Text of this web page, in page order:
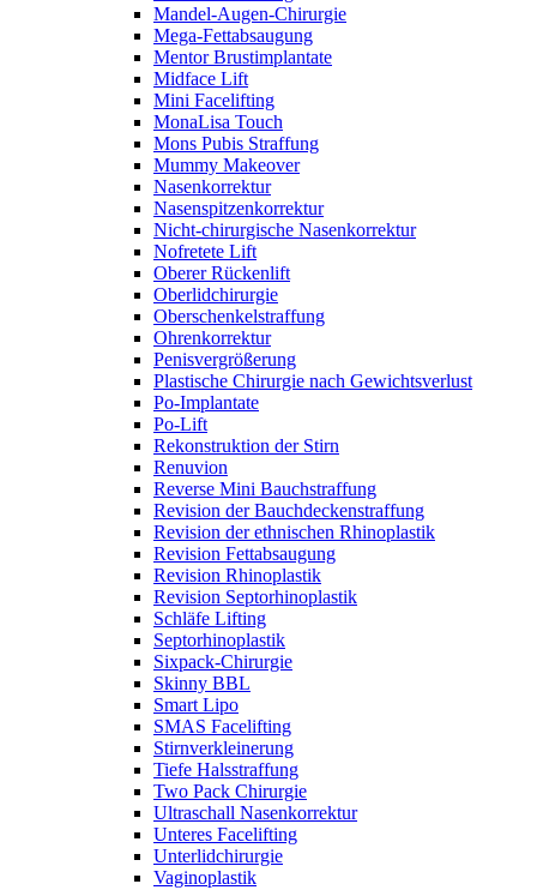
Mandel-Augen-Chirurgie
Mega-Fettabsaugung
Mentor Brustimplantate
Midface Lift
Mini Facelifting
MonaLisa Touch
Mons Pubis Straffung
Mummy Makeover
Nasenkorrektur
Nasenspitzenkorrektur
Nicht-chirurgische Nasenkorrektur
Nofretete Lift
Oberer Rückenlift
Oberlidchirurgie
Oberschenkelstraffung
Ohrenkorrektur
Penisvergrößerung
Plastische Chirurgie nach Gewichtsverlust
Po-Implantate
Po-Lift
Rekonstruktion der Stirn
Renuvion
Reverse Mini Bauchstraffung
Revision der Bauchdeckenstraffung
Revision der ethnischen Rhinoplastik
Revision Fettabsaugung
Revision Rhinoplastik
Revision Septorhinoplastik
Schläfe Lifting
Septorhinoplastik
Sixpack-Chirurgie
Skinny BBL
Smart Lipo
SMAS Facelifting
Stirnverkleinerung
Tiefe Halsstraffung
Two Pack Chirurgie
Ultraschall Nasenkorrektur
Unteres Facelifting
Unterlidchirurgie
Vaginoplastik